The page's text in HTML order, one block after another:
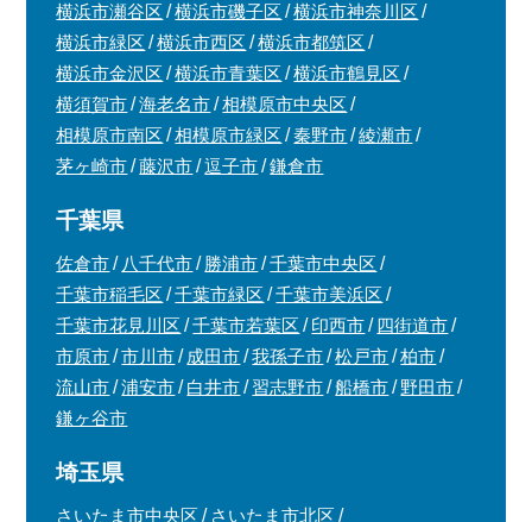
横浜市瀬谷区
横浜市磯子区
横浜市神奈川区
横浜市緑区
横浜市西区
横浜市都筑区
横浜市金沢区
横浜市青葉区
横浜市鶴見区
横須賀市
海老名市
相模原市中央区
相模原市南区
相模原市緑区 秦野市
綾瀬市
茅ヶ崎市
藤沢市 逗子市 鎌倉市
千葉県
佐倉市 八千代市 勝浦市
千葉市中央区
千葉市稲毛区
千葉市緑区
千葉市美浜区
千葉市花見川区
千葉市若葉区 印西市
四街道市
市原市
市川市 成田市 我孫子市 松戸市
柏市
流山市
浦安市 白井市 習志野市 船橋市
野田市
鎌ヶ谷市
埼玉県
さいたま市中央区
さいたま市北区